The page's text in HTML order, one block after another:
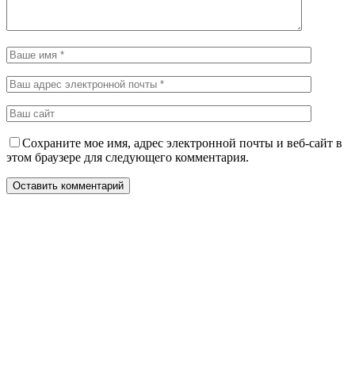
Сохраните мое имя, адрес электронной почты и веб-сайт в
этом браузере для следующего комментария.